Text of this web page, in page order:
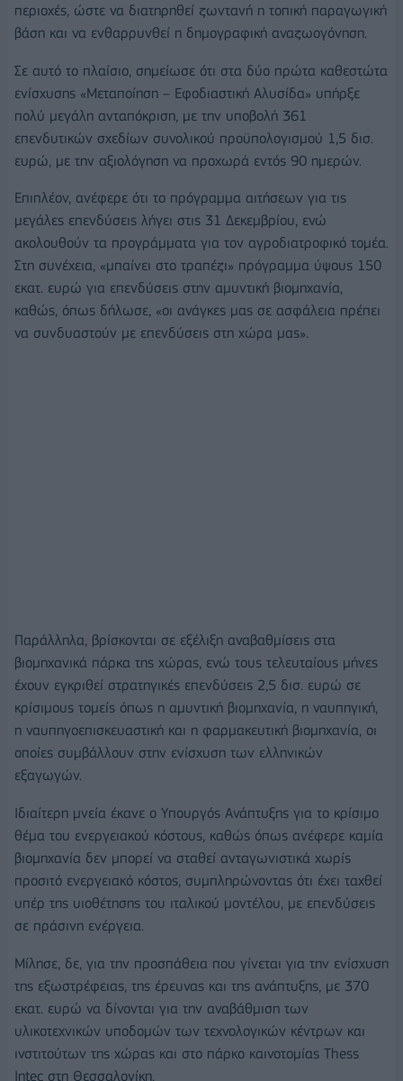
περιοχές, ώστε να διατηρηθεί ζωντανή η τοπική παραγωγική
βάση και να ενθαρρυνθεί η δημογραφική αναζωογόνηση.
Σε αυτό το πλαίσιο, σημείωσε ότι στα δύο πρώτα καθεστώτα
ενίσχυσης «Μεταποίηση – Εφοδιαστική Αλυσίδα» υπήρξε
πολύ μεγάλη ανταπόκριση, με την υποβολή 361
επενδυτικών σχεδίων συνολικού προϋπολογισμού 1,5 δισ.
ευρώ, με την αξιολόγηση να προχωρά εντός 90 ημερών.
Επιπλέον, ανέφερε ότι το πρόγραμμα αιτήσεων για τις
μεγάλες επενδύσεις λήγει στις 31 Δεκεμβρίου, ενώ
ακολουθούν τα προγράμματα για τον αγροδιατροφικό τομέα.
Στη συνέχεια, «μπαίνει στο τραπέζι» πρόγραμμα ύψους 150
εκατ. ευρώ για επενδύσεις στην αμυντική βιομηχανία,
καθώς, όπως δήλωσε, «οι ανάγκες μας σε ασφάλεια πρέπει
να συνδυαστούν με επενδύσεις στη χώρα μας».
Παράλληλα, βρίσκονται σε εξέλιξη αναβαθμίσεις στα
βιομηχανικά πάρκα της χώρας, ενώ τους τελευταίους μήνες
έχουν εγκριθεί στρατηγικές επενδύσεις 2,5 δισ. ευρώ σε
κρίσιμους τομείς όπως η αμυντική βιομηχανία, η ναυπηγική,
η ναυπηγοεπισκευαστική και η φαρμακευτική βιομηχανία, οι
οποίες συμβάλλουν στην ενίσχυση των ελληνικών
εξαγωγών.
Ιδιαίτερη μνεία έκανε ο Υπουργός Ανάπτυξης για το κρίσιμο
θέμα του ενεργειακού κόστους, καθώς όπως ανέφερε καμία
βιομηχανία δεν μπορεί να σταθεί ανταγωνιστικά χωρίς
προσιτό ενεργειακό κόστος, συμπληρώνοντας ότι έχει ταχθεί
υπέρ της υιοθέτησης του ιταλικού μοντέλου, με επενδύσεις
σε πράσινη ενέργεια.
Μίλησε, δε, για την προσπάθεια που γίνεται για την ενίσχυση
της εξωστρέφειας, της έρευνας και της ανάπτυξης, με 370
εκατ. ευρώ να δίνονται για την αναβάθμιση των
υλικοτεχνικών υποδομών των τεχνολογικών κέντρων και
ινστιτούτων της χώρας και στο πάρκο καινοτομίας Thess
Intec στη Θεσσαλονίκη.